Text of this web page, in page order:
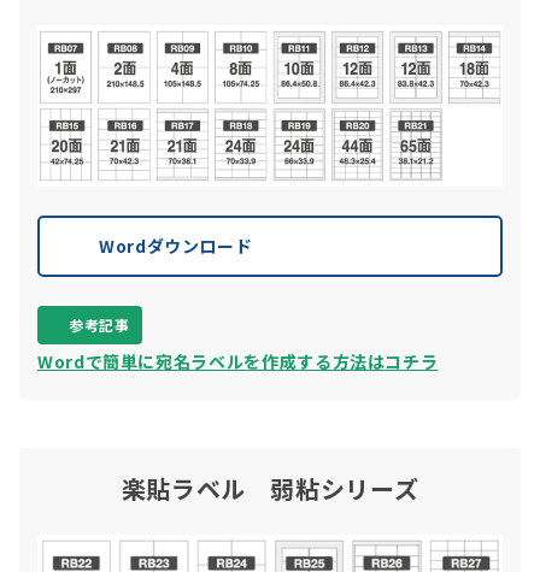
Wordダウンロード
参考記事
Wordで簡単に宛名ラベルを作成する方法はコチラ
楽貼ラベル 弱粘シリーズ